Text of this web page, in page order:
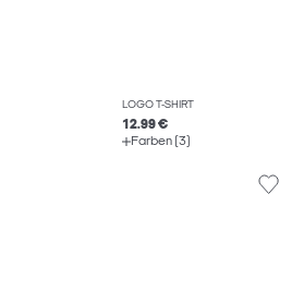
LOGO T-SHIRT
12.99 €
Farben (3)